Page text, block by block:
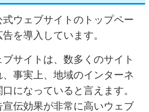
ウェブサイトのトップペー
を導入しています。
サイトは、数多くのサイト
事実上、地域のインターネ
になっていると言えます。
宣伝効果が非常に高いウェブ